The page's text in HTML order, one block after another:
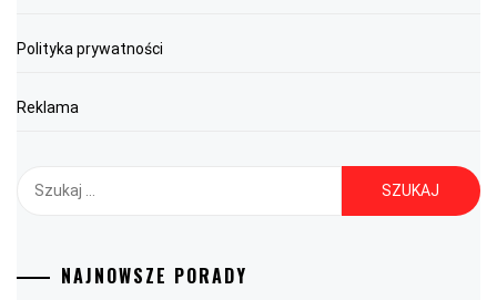
Polityka prywatności
Reklama
NAJNOWSZE PORADY